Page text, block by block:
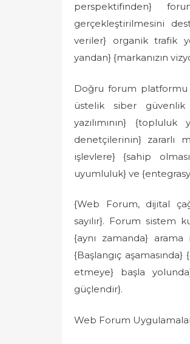
perspektifinden}
gerçekleştirilmesini
veriler} organik trafik
yandan} {markanızın
Doğru forum platformu
üstelik siber güvenlik
yazılımının}
denetçilerinin} zararlı
işlevlere} {sahip
uyumluluk} ve
{Web Forum, dijital
sayılır}. Forum sistem
{aynı zamanda}
{Başlangıç
etmeye} başla
güçlendir}.
Web Forum